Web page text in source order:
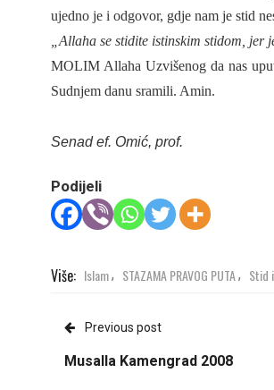
ujedno je i odgovor, gdje nam je stid
„Allaha se stidite istinskim stidom,
MOLIM Allaha Uzvišenog da nas
Sudnjem danu sramili. Amin.
Senad ef. Omić, prof.
Podijeli
Više: Islam, STAZAMA PRAVOG PUTA, Stid
Previous post
Musalla Kamengrad 2008